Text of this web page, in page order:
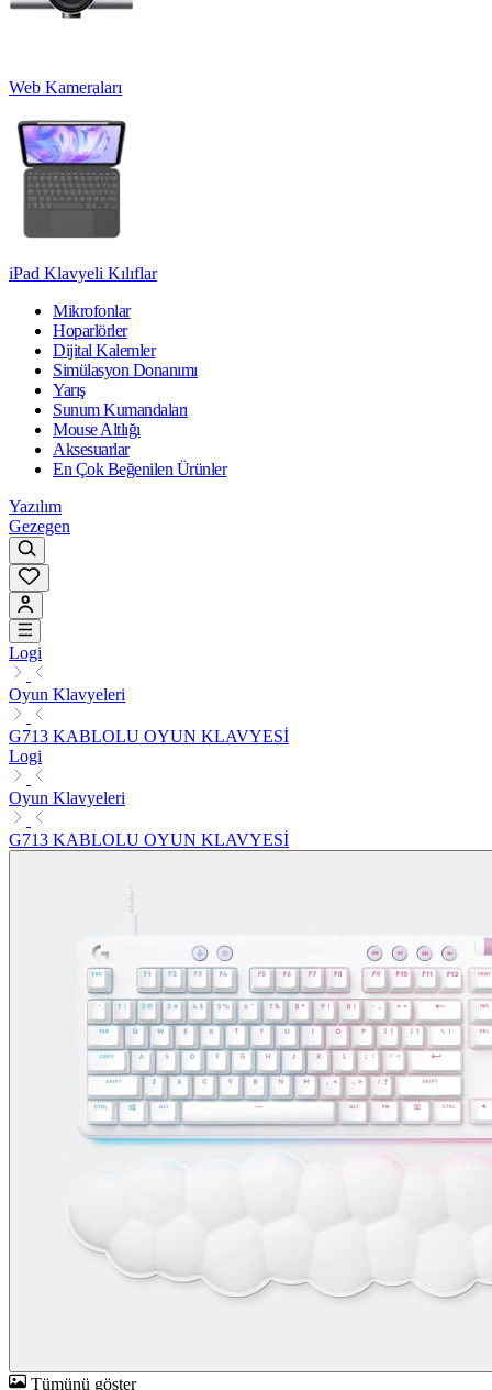
Web Kameraları
iPad Klavyeli Kılıflar
Mikrofonlar
Hoparlörler
Dijital Kalemler
Simülasyon Donanımı
Yarış
Sunum Kumandaları
Mouse Altlığı
Aksesuarlar
En Çok Beğenilen Ürünler
Yazılım
Gezegen
Logi
Oyun Klavyeleri
G713 KABLOLU OYUN KLAVYESİ
Logi
Oyun Klavyeleri
G713 KABLOLU OYUN KLAVYESİ
Tümünü göster